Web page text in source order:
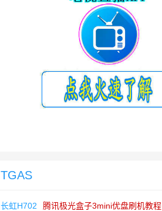
TGAS
长虹H702 腾讯极光盒子3mini优盘刷机教程